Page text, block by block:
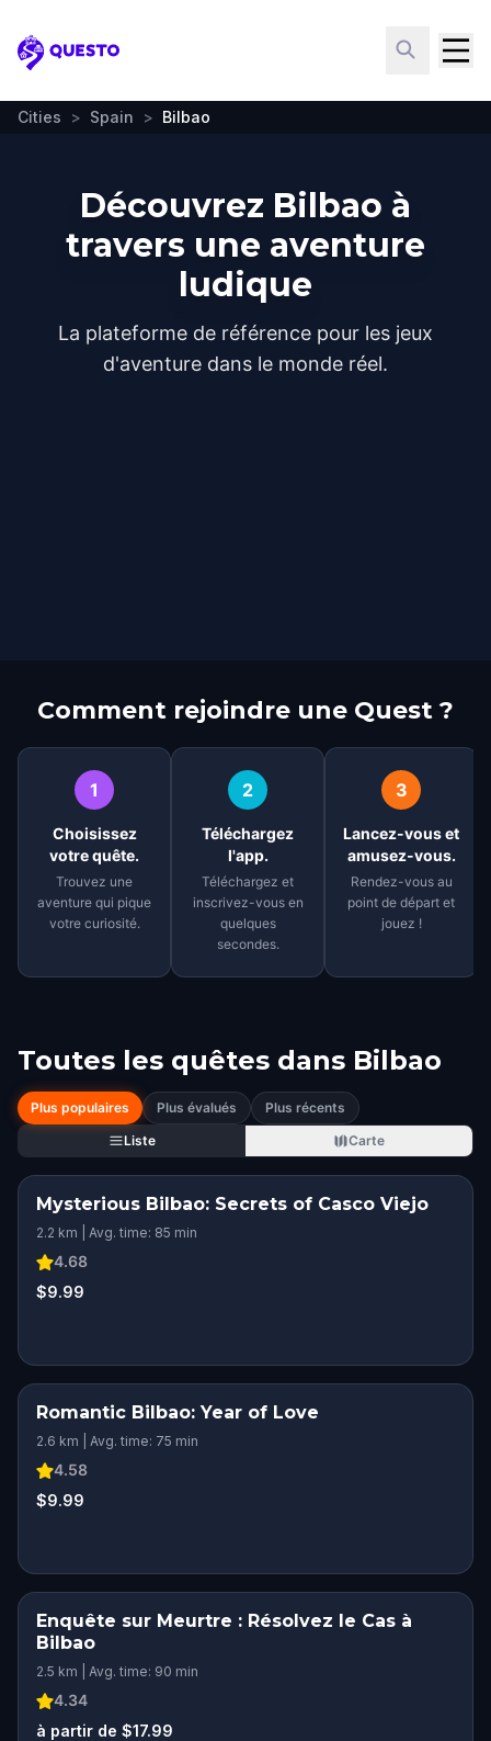
Questo
Cities > Spain > Bilbao
Découvrez Bilbao à
travers une aventure
ludique
La plateforme de référence pour les jeux
d'aventure dans le monde réel.
Comment rejoindre une Quest ?
1
Choisissez
votre quête.
Trouvez une
aventure qui pique
votre curiosité.
2
Téléchargez
l'app.
Téléchargez et
inscrivez-vous en
quelques
secondes.
3
Lancez-vous et
amusez-vous.
Rendez-vous au
point de départ et
jouez !
Toutes les quêtes dans Bilbao
Plus populaires Plus évalués
Plus récents
Liste
Carte
Mysterious Bilbao: Secrets of Casco Viejo
2.2 km | Avg. time: 85 min
4.68
$9.99
ROMANTIC ADVENTURE
Romantic Bilbao: Year of Love
2.6 km | Avg. time: 75 min
4.58
$9.99
Enquête sur Meurtre : Résolvez le Cas à
Bilbao
2.5 km | Avg. time: 90 min
4.34
à partir de $17.99